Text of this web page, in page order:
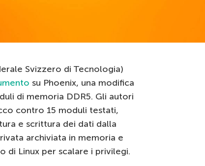
Svizzero di Tecnologia)
su Phoenix, una modifica
di memoria DDR5. Gli autori
contro 15 moduli testati,
e scrittura dei dati dalla
archiviata in memoria e
di Linux per scalare i privilegi.